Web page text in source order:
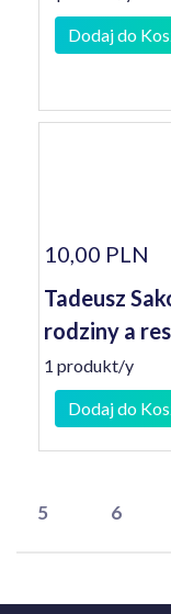
Dodaj do
10,00 PLN
Tadeusz
rodziny a
1 produkt/y
Dodaj do
5 6